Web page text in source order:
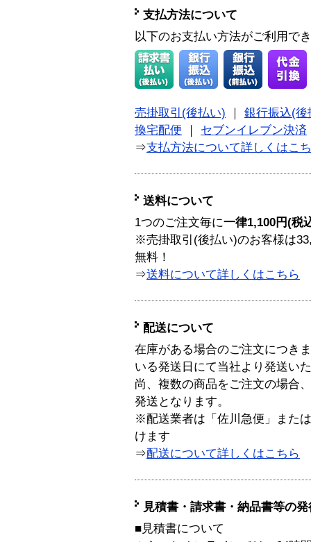
支払方法について
以下のお支払い方法がご利用で
売掛取引(後払い) ｜ 銀行振込(後
換宅配便 ｜ セブンイレブン決済
⇒支払方法について詳しくはこ
送料について
1つのご注文毎に一律1,100円(税
※売掛取引(後払い)のお客様は
無料！
⇒送料について詳しくはこちら
配送について
在庫がある場合のご注文につき
いる発送日にて当社より発送い
尚、複数の商品をご注文の場合
発送となります。
※配送業者は「佐川急便」また
けます
⇒配送について詳しくはこちら
見積書・請求書・納品書等の
■見積書について